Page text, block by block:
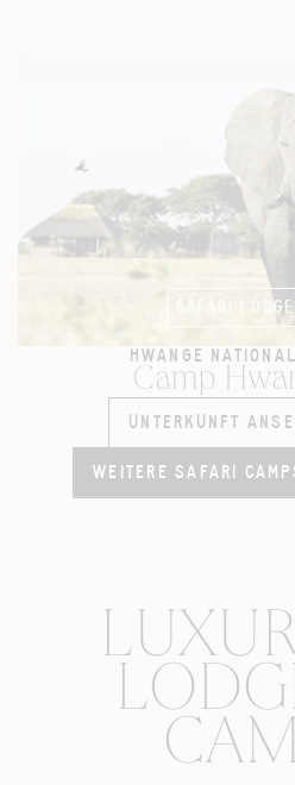
SAFARI LODGE
HWANGE
Camp
UNTERKUNFT
UNTERKUNFT
WEITERE SAFARI
WEITERE SAFARI